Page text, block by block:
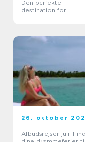
Den perfekte
destination for
26. oktober
Afbudsrejser juli: Find